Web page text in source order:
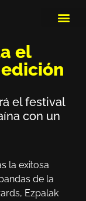
el
el festival
con un
la exitosa
de la
Ezpalak